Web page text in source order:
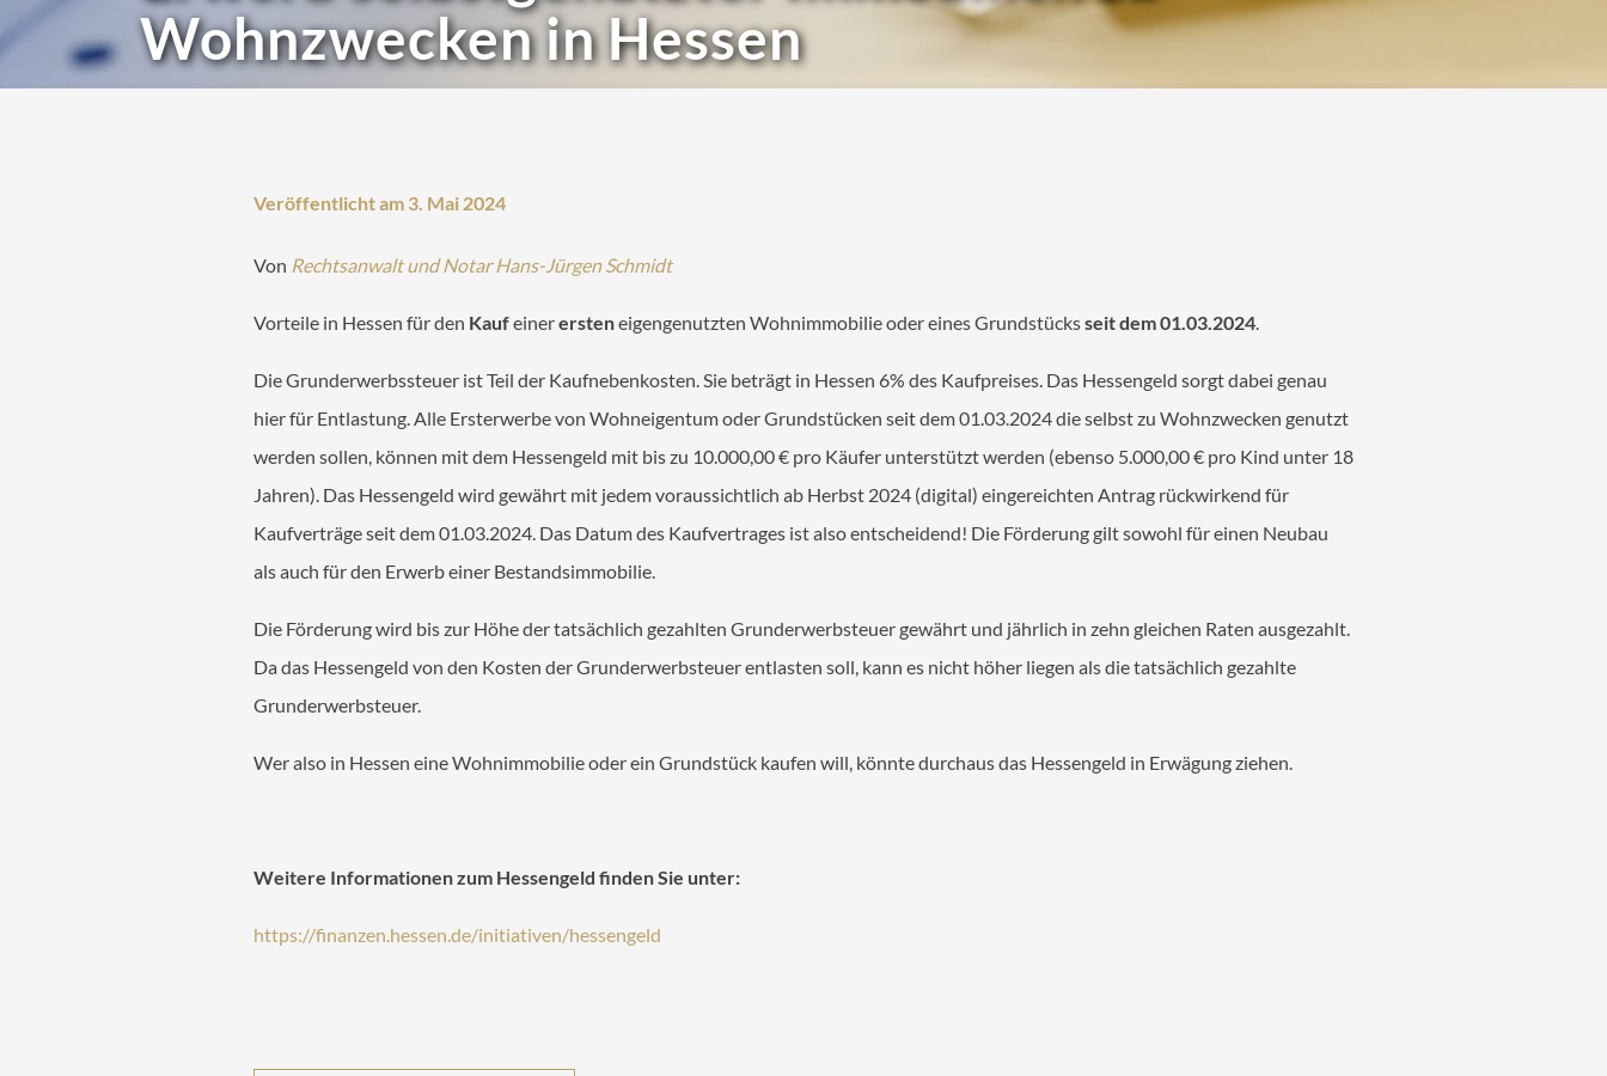
Wohnzwecken in Hessen
Veröffentlicht am 3. Mai 2024
Von Rechtsanwalt und Notar Hans-Jürgen Schmidt
Vorteile in Hessen für den Kaufeinerersteneigengenutzten Wohnimmobilie oder eines Grundstücksseit dem 01.03.2024.
Die Grunderwerbssteuer ist Teil der Kaufnebenkosten. Sie beträgt in Hessen 6% des Kaufpreises. Das Hessengeld sorgt dabei genau
hier für Entlastung. Alle Ersterwerbe von Wohneigentum oder Grundstücken seit dem 01.03.2024 die selbst zu Wohnzwecken genutzt
werden sollen, können mit dem Hessengeld mit bis zu 10.000,00 € pro Käufer unterstützt werden (ebenso 5.000,00 € pro Kind unter 18
Jahren). Das Hessengeld wird gewährt mit jedem voraussichtlich ab Herbst 2024 (digital) eingereichten Antrag rückwirkend für
Kaufverträge seit dem 01.03.2024. Das Datum des Kaufvertrages ist also entscheidend! Die Förderung gilt sowohl für einen Neubau
als auch für den Erwerb einer Bestandsimmobilie.
Die Förderung wird bis zur Höhe der tatsächlich gezahlten Grunderwerbsteuer gewährt und jährlich in zehn gleichen Raten ausgezahlt.
Da das Hessengeld von den Kosten der Grunderwerbsteuer entlasten soll, kann es nicht höher liegen als die tatsächlich gezahlte
Grunderwerbsteuer.
Wer also in Hessen eine Wohnimmobilie oder ein Grundstück kaufen will, könnte durchaus das Hessengeld in Erwägung ziehen.
Weitere Informationen zum Hessengeld finden Sie unter:
https://finanzen.hessen.de/initiativen/hessengeld
Ihr Termin bei ALEX
Online-Checklisten Anwälte
RECHTSGEBIETE
KONTAKT